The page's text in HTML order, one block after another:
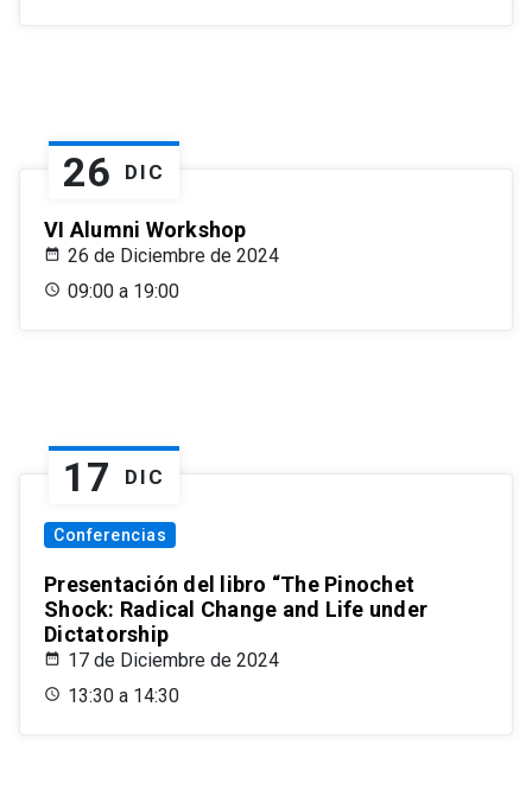
26 DIC
VI Alumni Workshop
26 de Diciembre de 2024
09:00 a 19:00
17 DIC
Conferencias
Presentación del libro “The Pinochet
Shock: Radical Change and Life under
Dictatorship
17 de Diciembre de 2024
13:30 a 14:30